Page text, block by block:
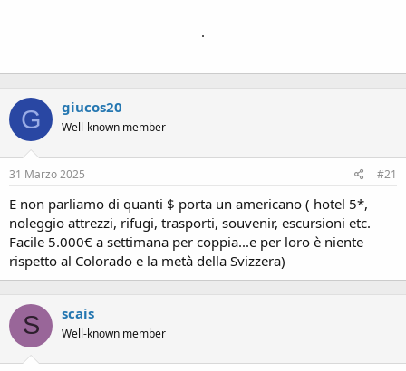
.
G giucos20
Well-known member
31 Marzo 2025 #21
E non parliamo di quanti $ porta un americano ( hotel 5*,
noleggio attrezzi, rifugi, trasporti, souvenir, escursioni etc.
Facile 5.000€ a settimana per coppia...e per loro è niente
rispetto al Colorado e la metà della Svizzera)
S scais
Well-known member